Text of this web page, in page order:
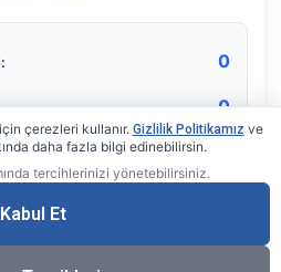
0
0
zamanlı sayaç
çerezleri kullanır. Gizlilik Politikamız ve
daha fazla bilgi edinebilirsin.
tercihlerinizi yönetebilirsiniz.
Kabul Et